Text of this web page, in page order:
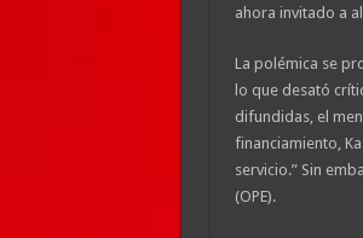
ahora invitado a
La polémica se
lo que desató
difundidas, el
financiamiento,
servicio.” Sin
(OPE).